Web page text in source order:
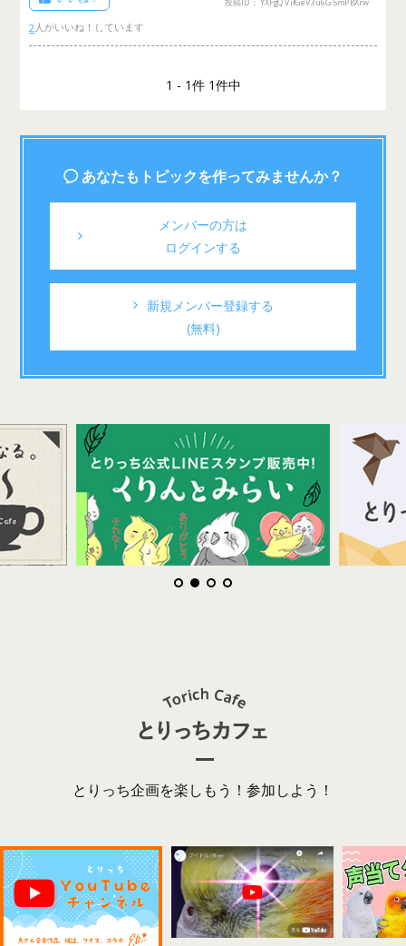
2
1 - 1件 1件中
あなたもトピックを作ってみませんか？
メンバーの方は
ログインする
新規メンバー登録する
(無料)
とりっち企画を楽しもう！参加しよう！